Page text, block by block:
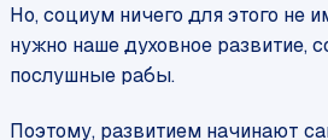
Но, социум ничего для этого не
нужно наше духовное развитие,
послушные рабы.
Поэтому, развитием начинают